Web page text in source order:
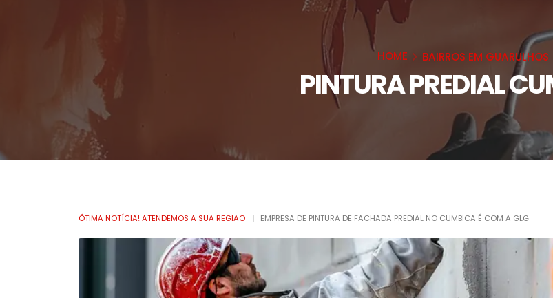
HOME BAIRROS EM GUARULHOS
PINTURA PREDIAL
ÓTIMA NOTÍCIA! ATENDEMOS A SUA REGIÃO | EMPRESA DE PINTURA DE FACHADA PREDIAL NO CUMBICA É COM A GLG